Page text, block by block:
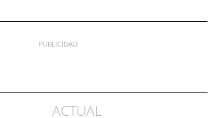
ACTUAL